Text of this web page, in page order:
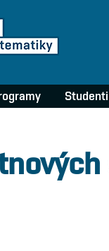
Studenti